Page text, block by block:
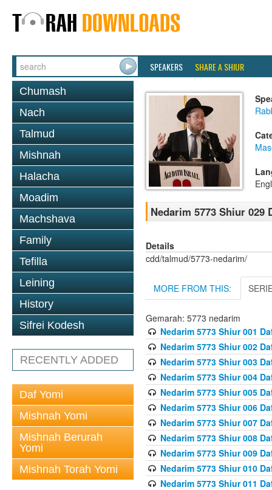
SPEAKERS SHARE A SHIUR
Chumash
Nach
Talmud
Mishnah
Halacha
Moadim
Machshava
Family
Tefilla
Leining
History
Sifrei Kodesh
RECENTLY ADDED
Daf Yomi
Mishnah Yomi
Mishnah Berurah
Yomi
Mishnah Torah Yomi
Nedarim 5773 Shiur 029
Details
cdd/talmud/5773-nedarim/
MORE FROM THIS:
Gemarah: 5773 nedarim
Nedarim 5773 Shiur 001
Nedarim 5773 Shiur 002
Nedarim 5773 Shiur 003
Nedarim 5773 Shiur 004
Nedarim 5773 Shiur 005
Nedarim 5773 Shiur 006
Nedarim 5773 Shiur 007
Nedarim 5773 Shiur 008
Nedarim 5773 Shiur 009
Nedarim 5773 Shiur 010
Nedarim 5773 Shiur 011